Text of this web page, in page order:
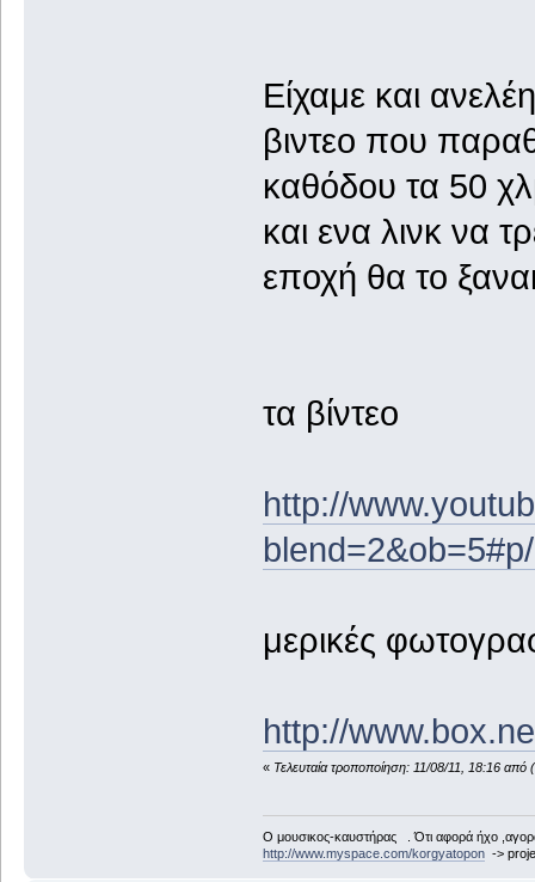
Είχαμε και
βιντεο που
καθόδου τα 50
και ενα λινκ να
εποχή θα το
τα βίντεο
http://
μερικές
http://
« Τελευταία τροποποίηση: 11/08/11, 18:16 από
Ο μουσικος-καυστήρας . Ότι αφορά ήχο
http://www.myspace.com/korgyatopon->